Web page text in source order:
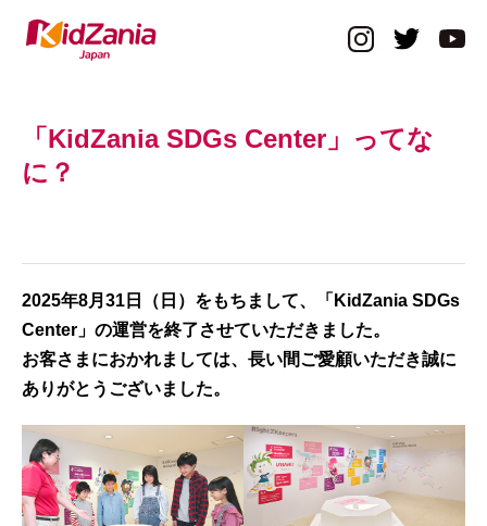
「KidZania SDGs Center」ってな
に？
2025年8月31日（日）をもちまして、「KidZania SDGs
Center」の運営を終了させていただきました。
お客さまにおかれましては、長い間ご愛顧いただき誠に
ありがとうございました。